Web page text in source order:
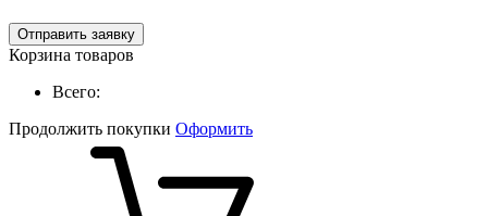
Отправить заявку
Корзина товаров
Всего:
Продолжить покупки Оформить